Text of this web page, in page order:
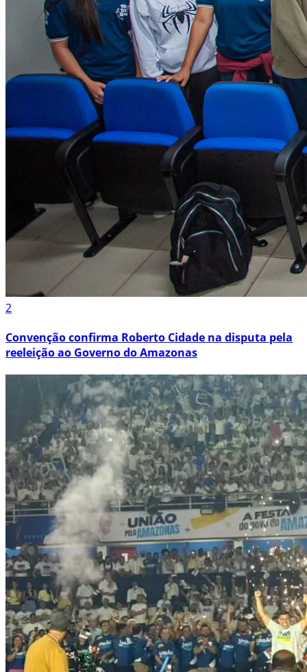
2
Convenção confirma Roberto Cidade na disputa pela
reeleição ao Governo do Amazonas